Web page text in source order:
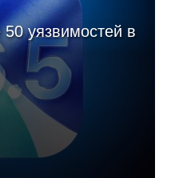
уязвимостей в